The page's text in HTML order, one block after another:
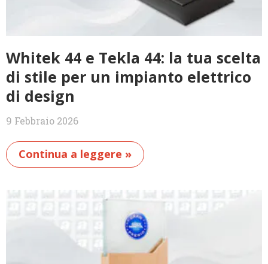
Whitek 44 e Tekla 44: la tua scelta
di stile per un impianto elettrico
di design
9 Febbraio 2026
Continua a leggere »